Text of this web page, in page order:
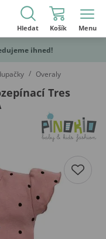
Hledat Košík Menu
ihned!
/ Overaly
Tres